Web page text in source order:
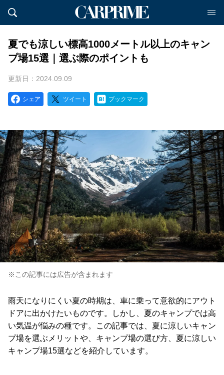
夏でも涼しい標高1000メートル以上のキャン
プ場15選｜選ぶ際のポイントも
更新日：2024.09.09
シェア ツイート ブックマーク
※この記事には広告が含まれます
雨天になりにくい夏の時期は、車に乗って意欲的にアウト
ドアに出かけたいものです。しかし、夏のキャンプでは高
い気温が悩みの種です。この記事では、夏に涼しいキャン
プ場を選ぶメリットや、キャンプ場の選び方、夏に涼しい
キャンプ場15選などを紹介しています。